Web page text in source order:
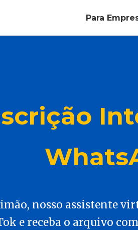
Para
nosso assistente
e receba o arquivo